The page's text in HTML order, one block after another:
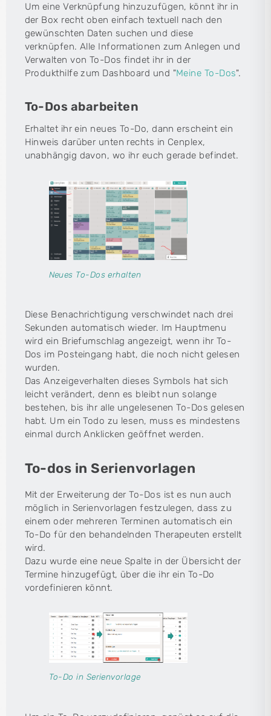
Um eine Verknüpfung hinzuzufügen, könnt ihr in
der Box recht oben einfach textuell nach den
gewünschten Daten suchen und diese
verknüpfen. Alle Informationen zum Anlegen und
Verwalten von To-Dos findet ihr in der
Produkthilfe zum Dashboard und "Meine To-Dos".
To-Dos abarbeiten
Erhaltet ihr ein neues To-Do, dann erscheint ein
Hinweis darüber unten rechts in Cenplex,
unabhängig davon, wo ihr euch gerade befindet.
Neues To-Dos erhalten
Diese Benachrichtigung verschwindet nach drei
Sekunden automatisch wieder. Im Hauptmenu
wird ein Briefumschlag angezeigt, wenn ihr To-
Dos im Posteingang habt, die noch nicht gelesen
wurden.
Das Anzeigeverhalten dieses Symbols hat sich
leicht verändert, denn es bleibt nun solange
bestehen, bis ihr alle ungelesenen To-Dos gelesen
habt. Um ein Todo zu lesen, muss es mindestens
einmal durch Anklicken geöffnet werden.
To-dos in Serienvorlagen
Mit der Erweiterung der To-Dos ist es nun auch
möglich in Serienvorlagen festzulegen, dass zu
einem oder mehreren Terminen automatisch ein
To-Do für den behandelnden Therapeuten erstellt
wird.
Dazu wurde eine neue Spalte in der Übersicht der
Termine hinzugefügt, über die ihr ein To-Do
vordefinieren könnt.
To-Do in Serienvorlage